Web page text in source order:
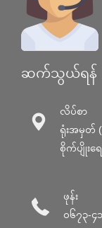
ဆက်သွယ်ရန်
လိပ်စာ
ရုံးအမှတ် (၄
စိုက်ပျိုးရေ
ဖုန်း
၀၆၇၃-၄